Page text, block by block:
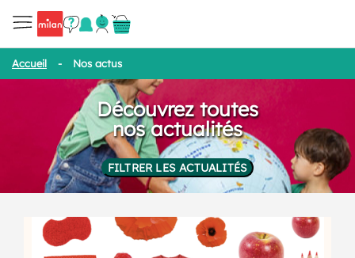
Accueil - Nos actus
Découvrez toutes
nos actualités
FILTRER LES ACTUALITÉS